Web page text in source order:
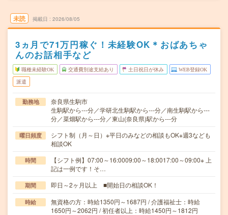
未読 掲載日 2026/08/05
3ヵ月で71万円稼ぐ！未経験OK＊おばあちゃ
んのお話相手など
職種未経験OK 交通費別途支給あり 土日祝日が休み WEB登録OK
派遣
勤務地
奈良県生駒市
生駒駅から---分／学研北生駒駅から---分／南生駒駅から---
分／菜畑駅から---分／東山(奈良県)駅から---分
曜日頻度
シフト制（月～日）※平日のみなどの相談もOK※週3なども
相談OK
時間
【シフト例】07:00～16:0009:00～18:0017:00～09:00※ 上
記は一例です！そ…
期間 即日～2ヶ月以上 ■開始日の相談OK！
時給
無資格の方：時給1350円～1687円 / 介護福祉士：時給
1650円～2062円 / 初任者以上：時給1450円～1812円